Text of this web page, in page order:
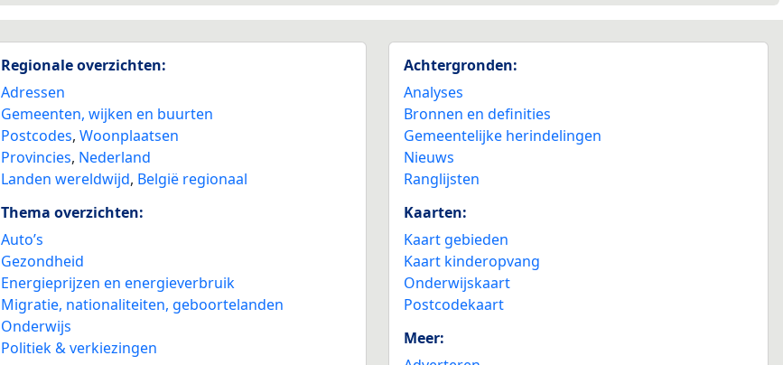
Regionale overzichten:
Adressen
Gemeenten, wijken en buurten
Postcodes,Woonplaatsen
Provincies, Nederland
Landen wereldwijd, België regionaal
Thema overzichten:
Auto’s
Gezondheid
Energieprijzen en energieverbruik
Migratie, nationaliteiten, geboortelanden
Onderwijs
Politiek & verkiezingen
Achtergronden:
Analyses
Bronnen en definities
Gemeentelijke herindelingen
Nieuws
Ranglijsten
Kaarten:
Kaart gebieden
Kaart kinderopvang
Onderwijskaart
Postcodekaart
Meer: